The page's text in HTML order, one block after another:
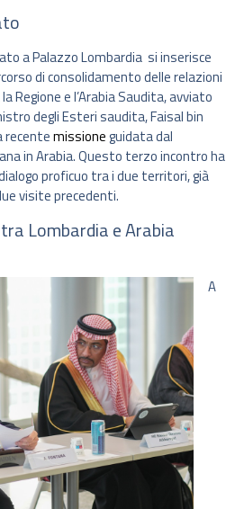
a Palazzo Lombardia si inserisce
di consolidamento delle relazioni
Regione e l’Arabia Saudita, avviato
degli Esteri saudita, Faisal bin
recentemissioneguidata dal
in Arabia. Questo terzo incontro ha
proficuo tra i due territori, già
visite precedenti.
Lombardia e Arabia
A